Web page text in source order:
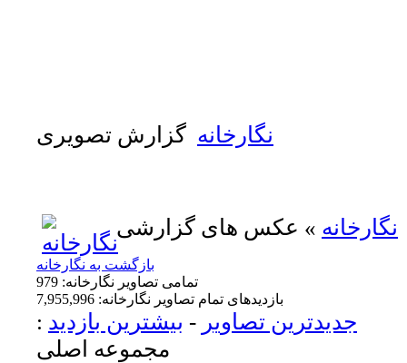
نگارخانه گزارش تصویری
نگارخانه » عکس های گزارشی
بازگشت به نگارخانه
تمامی تصاویر نگارخانه: 979
بازدیدهای تمام تصاویر نگارخانه: 7,955,996
: جدیدترین تصاویر - بیشترین بازدید
مجموعه اصلی